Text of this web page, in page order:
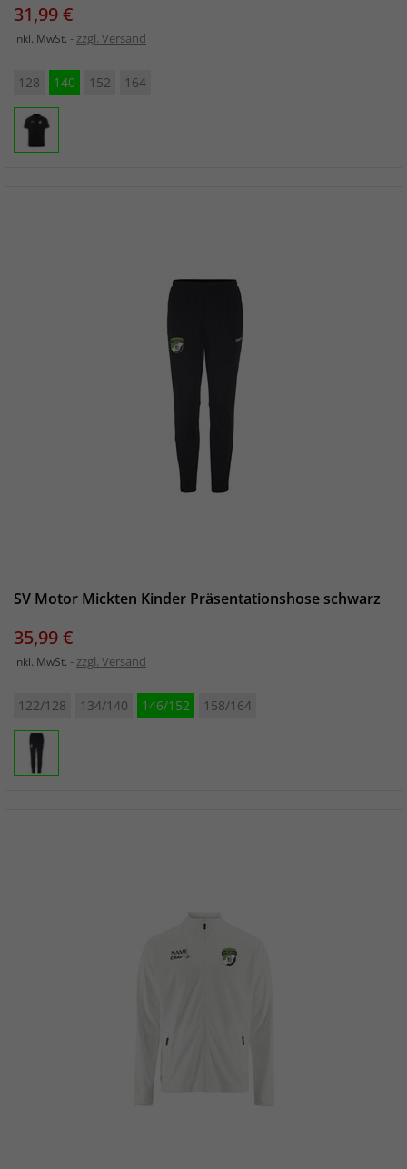
Preis
31,99 €
inkl. MwSt. zzgl. Versand
128 140 152 164
SV Motor Mickten Kinder Präsentationshose schwarz
Preis
35,99 €
inkl. MwSt. zzgl. Versand
122/128 134/140 146/152 158/164